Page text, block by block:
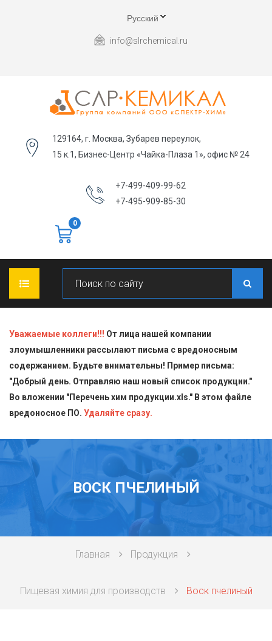
Русский
info@slrchemical.ru
129164, г. Москва, Зубарев переулок,
15 к.1, Бизнес-Центр «Чайка-Плаза 1», офис № 24
+7-499-409-99-62
+7-495-909-85-30
0
О КОМПАНИИ
ПРОДУКЦИЯ
Блескообразующие добавки
Индикаторы
Кислоты
Пищевая химия для производств
Стандарт-титры
Фармацевтическая химия и пищевые добавки
СТАТЬИ
ДОСТАВКА
СЕРТИФИКАТЫ
КОНТАКТЫ
Уважаемые коллеги!!! От лица нашей компании
злоумышленники рассылают письма с вредоносным
содержанием. Будьте внимательны! Пример письма:
"Добрый день. Отправляю наш новый список продукции."
Во вложении "Перечень хим продукции.xls." В этом файле
вредоносное ПО. Удаляйте сразу.
ВОСК ПЧЕЛИНЫЙ
Главная Продукция
Пищевая химия для производств Воск пчелиный